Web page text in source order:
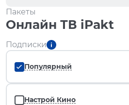
Пакеты
Онлайн ТВ iPakt
Подписки
Популярный
Настрой Кино